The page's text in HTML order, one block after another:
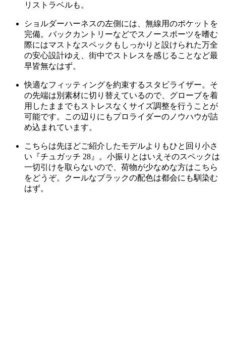
リストラベルも。
ショルダーハーネスの左側には、無線用のポケットを
完備。バックカントリーなどでスノースポーツを嗜む
際にはマストなスペックもしっかりと設けられた万全
の安心設計ゆえ、街中でストレスを感じることなど最
早皆無なはず。
快適なフィッティングを約束するスタビライザー。そ
の先端は別素材に切り替えているので、グローブを着
用したままでもストレスなくサイズ調整を行うことが
可能です。この辺りにもプロライダーのノウハウが詰
め込まれています。
こちらは先ほどご紹介したモデルよりもひと回り小さ
い『チュガッチ 28』。小振りとはいえそのスペックは
一切引けを取らないので、荷物が少なめな方はこちら
をどうぞ。クールなブラックの配色は都会にも馴染む
はず。